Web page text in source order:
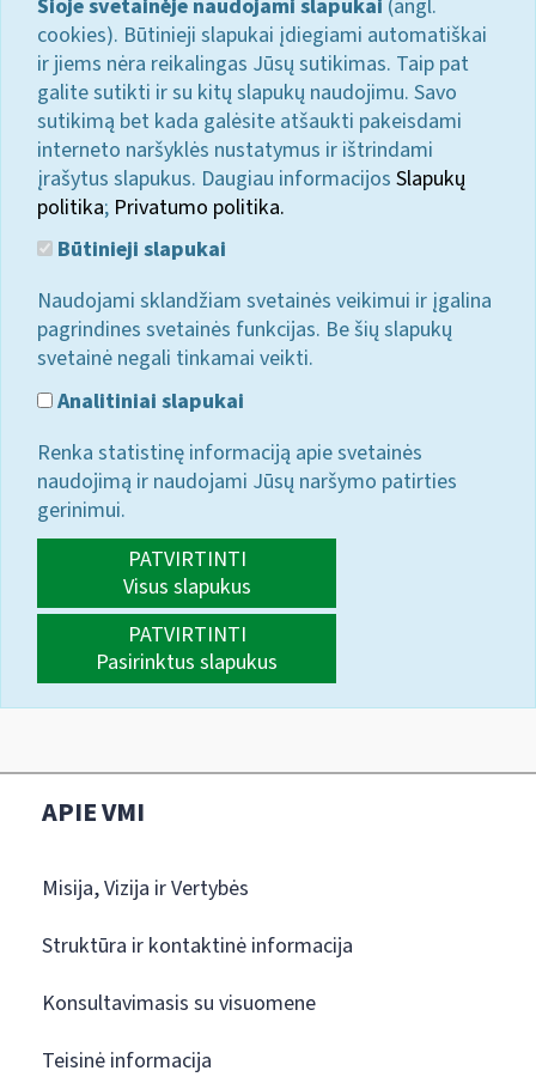
Šioje svetainėje naudojami slapukai (angl.
cookies). Būtinieji slapukai įdiegiami automatiškai
ir jiems nėra reikalingas Jūsų sutikimas. Taip pat
galite sutikti ir su kitų slapukų naudojimu. Savo
sutikimą bet kada galėsite atšaukti pakeisdami
interneto naršyklės nustatymus ir ištrindami
įrašytus slapukus. Daugiau informacijos Slapukų
politika; Privatumo politika.
Būtinieji slapukai
Naudojami sklandžiam svetainės veikimui ir įgalina
pagrindines svetainės funkcijas. Be šių slapukų
svetainė negali tinkamai veikti.
Analitiniai slapukai
Renka statistinę informaciją apie svetainės
naudojimą ir naudojami Jūsų naršymo patirties
gerinimui.
PATVIRTINTI
Visus slapukus
PATVIRTINTI
Pasirinktus slapukus
APIE VMI
Misija, Vizija ir Vertybės
Struktūra ir kontaktinė informacija
Konsultavimasis su visuomene
Teisinė informacija